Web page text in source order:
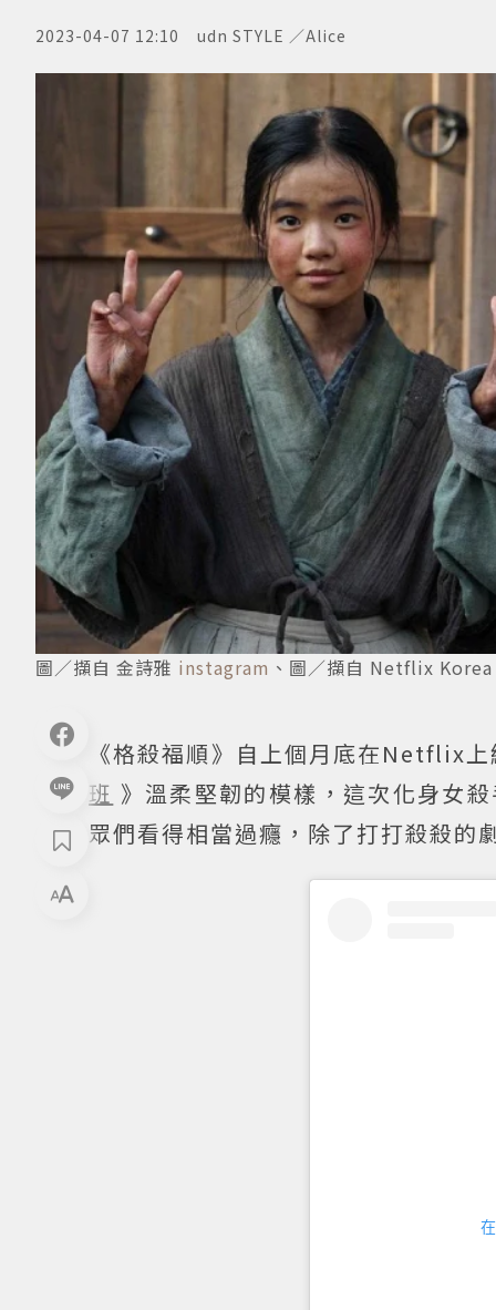
2023-04-07 12:10 udn STYLE ／Alice
圖／擷自 金詩雅 instagram 、圖／擷自 Netflix Korea
《格殺福順》自上個月底在Netflix上
班 》溫柔堅韌的模樣，這次化身女
眾們看得相當過癮，除了打打殺殺的